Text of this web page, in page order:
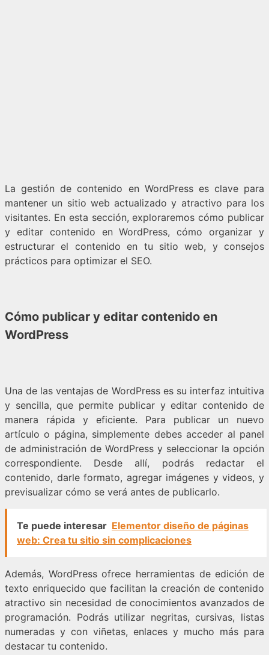
La gestión de contenido en WordPress es clave para
mantener un sitio web actualizado y atractivo para los
visitantes. En esta sección, exploraremos cómo publicar
y editar contenido en WordPress, cómo organizar y
estructurar el contenido en tu sitio web, y consejos
prácticos para optimizar el SEO.
Cómo publicar y editar contenido en
WordPress
Una de las ventajas de WordPress es su interfaz intuitiva
y sencilla, que permite publicar y editar contenido de
manera rápida y eficiente. Para publicar un nuevo
artículo o página, simplemente debes acceder al panel
de administración de WordPress y seleccionar la opción
correspondiente. Desde allí, podrás redactar el
contenido, darle formato, agregar imágenes y videos, y
previsualizar cómo se verá antes de publicarlo.
Te puede interesar Elementor diseño de páginas
web: Crea tu sitio sin complicaciones
Además, WordPress ofrece herramientas de edición de
texto enriquecido que facilitan la creación de contenido
atractivo sin necesidad de conocimientos avanzados de
programación. Podrás utilizar negritas, cursivas, listas
numeradas y con viñetas, enlaces y mucho más para
destacar tu contenido.